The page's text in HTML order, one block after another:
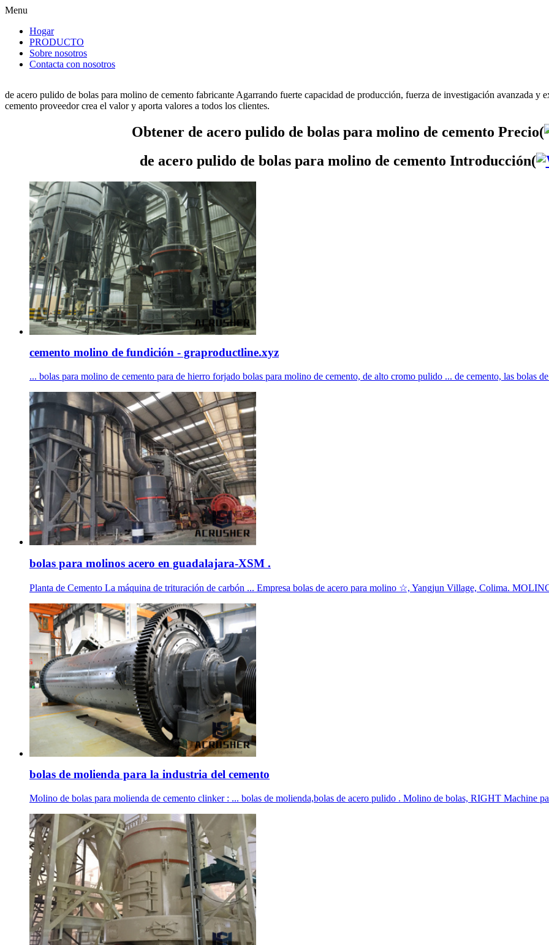
Menu
Hogar
PRODUCTO
Sobre nosotros
Contacta con nosotros
de acero pulido de bolas para molino de cemento fabricante Agarrando fuerte capacidad de producción, fuerza de investigación avanzada y
cemento proveedor crea el valor y aporta valores a todos los clientes.
Obtener de acero pulido de bolas para molino de cemento Precio(
de acero pulido de bolas para molino de cemento Introducción(
cemento molino de fundición - graproductline.xyz
... bolas para molino de cemento para de hierro forjado bolas para molino de cemento, de alto cromo pulido ... de cemento, las bolas
bolas para molinos acero en guadalajara-XSM .
Planta de Cemento La máquina de trituración de carbón ... Empresa bolas de acero para molino ☆, Yangjun Village, Colima.
bolas de molienda para la industria del cemento
Molino de bolas para molienda de cemento clinker : ... bolas de molienda,bolas de acero pulido . Molino de bolas, RIGHT Machine